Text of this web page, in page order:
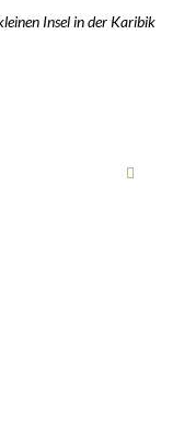
Insel in der Karibik